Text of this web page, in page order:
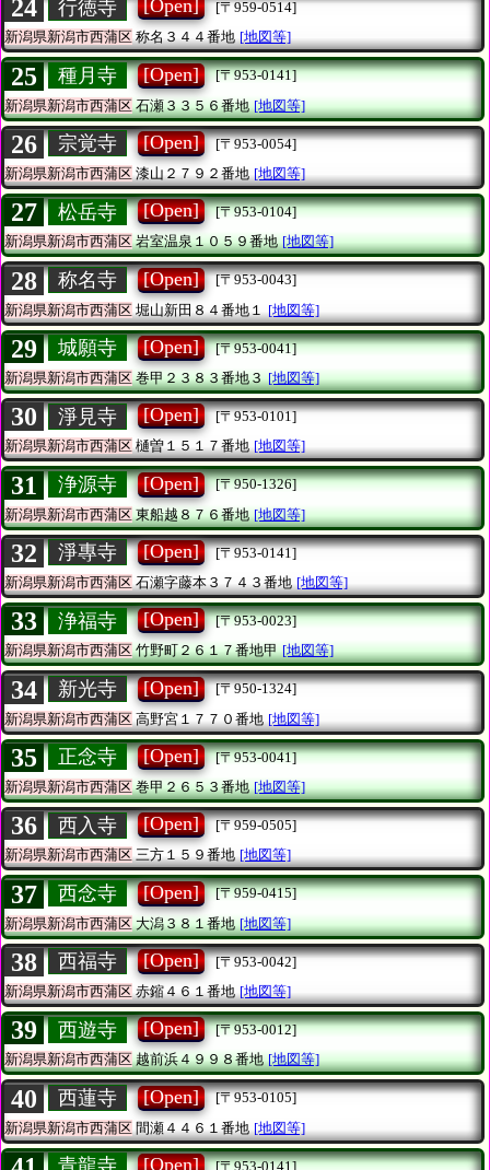
24 行徳寺 [Open]
[〒959-0514]
新潟県新潟市西蒲区称名３４４番地 [地図等]
25 種月寺 [Open]
[〒953-0141]
新潟県新潟市西蒲区石瀬３３５６番地 [地図等]
26 宗覚寺 [Open]
[〒953-0054]
新潟県新潟市西蒲区 漆山２７９２番地 [地図等]
27 松岳寺 [Open]
[〒953-0104]
新潟県新潟市西蒲区岩室温泉１０５９番地 [地図等]
28 称名寺 [Open]
[〒953-0043]
新潟県新潟市西蒲区 堀山新田８４番地１ [地図等]
29 城願寺 [Open]
[〒953-0041]
新潟県新潟市西蒲区巻甲２３８３番地３ [地図等]
30 淨見寺 [Open]
[〒953-0101]
新潟県新潟市西蒲区樋曽１５１７番地 [地図等]
31 浄源寺 [Open]
[〒950-1326]
新潟県新潟市西蒲区東船越８７６番地 [地図等]
32 淨專寺 [Open]
[〒953-0141]
新潟県新潟市西蒲区 石瀬字藤本３７４３番地 [地図等]
33 浄福寺 [Open]
[〒953-0023]
新潟県新潟市西蒲区竹野町２６１７番地甲 [地図等]
34 新光寺 [Open]
[〒950-1324]
新潟県新潟市西蒲区 高野宮１７７０番地 [地図等]
35 正念寺 [Open]
[〒953-0041]
新潟県新潟市西蒲区巻甲２６５３番地 [地図等]
36 西入寺 [Open]
[〒959-0505]
新潟県新潟市西蒲区三方１５９番地 [地図等]
37 西念寺 [Open]
[〒959-0415]
新潟県新潟市西蒲区大潟３８１番地 [地図等]
38 西福寺 [Open]
[〒953-0042]
新潟県新潟市西蒲区 赤鏥４６１番地 [地図等]
39 西遊寺 [Open]
[〒953-0012]
新潟県新潟市西蒲区越前浜４９９８番地 [地図等]
40 西蓮寺 [Open]
[〒953-0105]
新潟県新潟市西蒲区 間瀬４４６１番地 [地図等]
[Open] [〒953-0141]